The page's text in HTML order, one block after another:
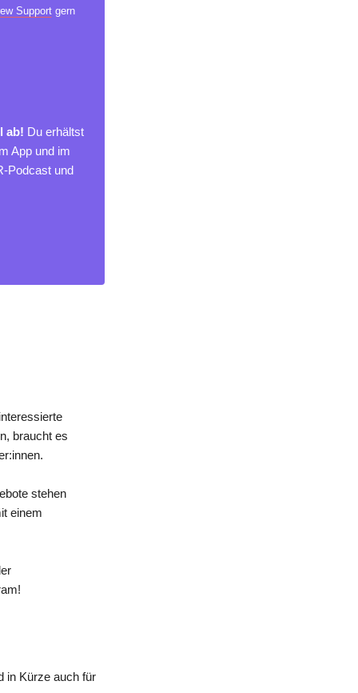
Supportgern
ab! Du erhältst
App und im
Podcast und
braucht es
stehen
einem
in Kürze auch für